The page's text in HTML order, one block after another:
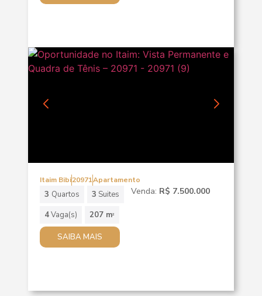
Itaim Bibi20971Apartamento
3 Quartos 3 Suites
4Vaga(s) 207 m2
Venda: R$ 7.500.000
SAIBA MAIS